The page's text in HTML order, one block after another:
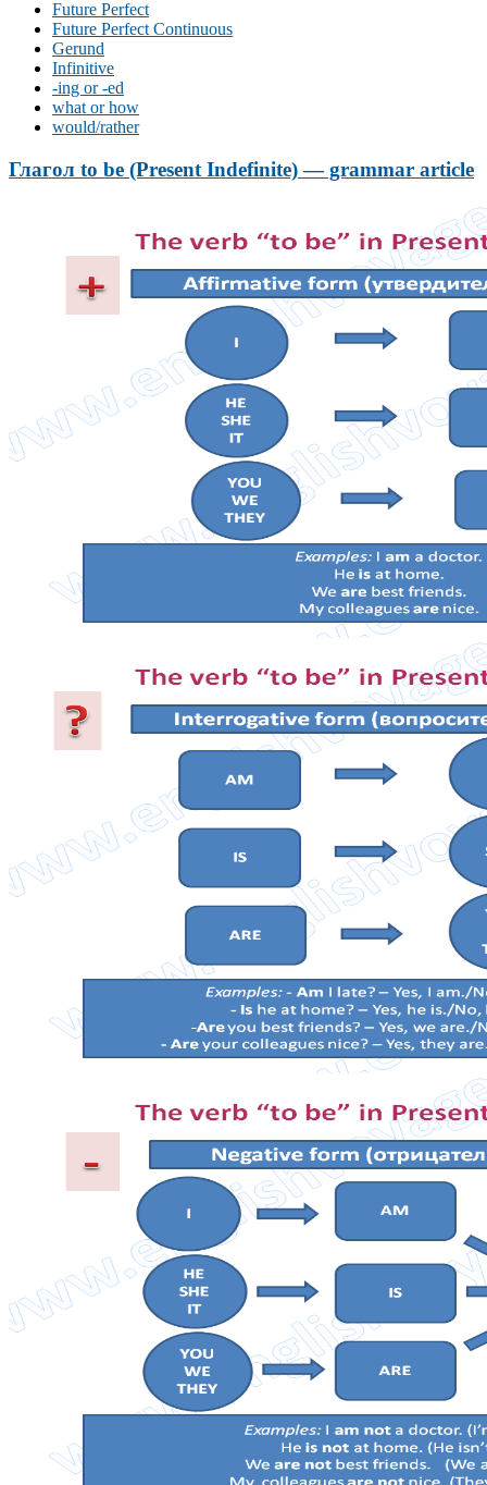
Future Perfect
Future Perfect Continuous
Gerund
Infinitive
-ing or -ed
what or how
would/rather
Глагол to be (Present Indefinite) — grammar article